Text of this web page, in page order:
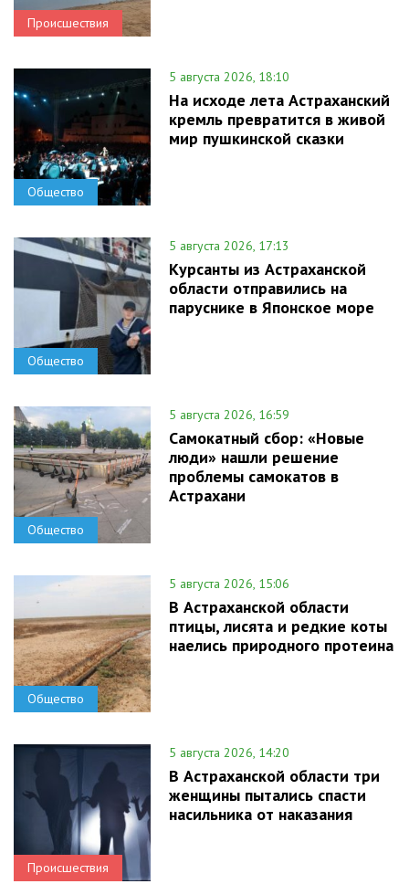
Происшествия
Общество
5 августа 2026, 18:10
На исходе лета Астраханский
кремль превратится в живой
мир пушкинской сказки
Общество
5 августа 2026, 17:13
Курсанты из Астраханской
области отправились на
паруснике в Японское море
Общество
5 августа 2026, 16:59
Самокатный сбор: «Новые
люди» нашли решение
проблемы самокатов в
Астрахани
Общество
5 августа 2026, 15:06
В Астраханской области
птицы, лисята и редкие коты
наелись природного протеина
Происшествия
5 августа 2026, 14:20
В Астраханской области три
женщины пытались спасти
насильника от наказания